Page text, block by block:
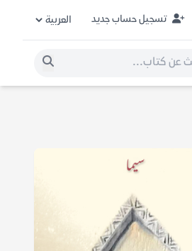
تسجيل حساب جديد